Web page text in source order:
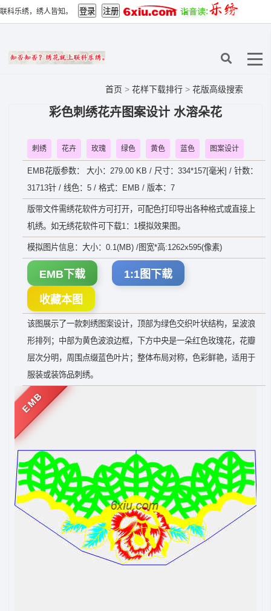
联科乐绣，绣人皆知。
首页 > 花样下载排行 > 花版高级搜索
彩色刺绣花卉图案设计 水溶朵花
刺绣 花卉 玫瑰 绿色 黄色 蓝色 图案设计
EMB花版参数： 大小：279.00 KB / 尺寸：334*157[毫米] / 针数：
31713针 / 线色：5 / 格式：EMB / 版本：7
版带文件需绣花软件方可打开，可配色打印导出各种格式或直接上
机绣。如无绣花软件可下载1：1模拟效果图。
模拟图片信息：大小：0.1(MB) /图宽*高:1262x595(像素)
EMB下载 1:1图下载
收藏本图
该图展示了一款刺绣图案设计，顶部为绿色交织叶状结构，呈波浪
形排列；中部为黄色波浪边框，下方中央是一朵红色玫瑰花，花瓣
层次分明，周围点缀蓝色叶片；整体布局对称，色彩鲜艳，适用于
服装或装饰品刺绣。
EMB